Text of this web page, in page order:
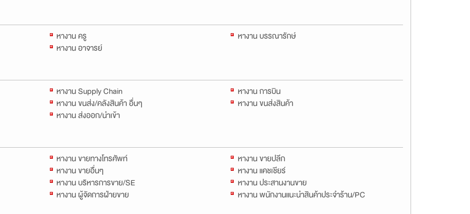
หางาน ครู
หางาน บรรณารักษ์
หางาน อาจารย์
หางาน Supply Chain
หางาน การบิน
หางาน ขนส่ง/คลังสินค้า อื่นๆ
หางาน ขนส่งสินค้า
หางาน ส่งออก/นำเข้า
หางาน ขายทางโทรศัพท์
หางาน ขายปลีก
หางาน ขายอื่นๆ
หางาน แคชเชียร์
หางาน บริหารการขาย/SE
หางาน ประสานงานขาย
หางาน ผู้จัดการฝ่ายขาย
หางาน พนักงานแนะนำสินค้าประจำร้าน/PC